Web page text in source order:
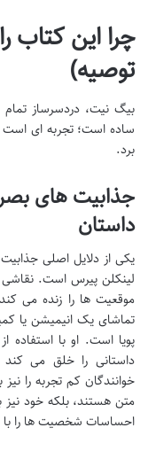
چرا این کتاب
توصیه)
ساده است؛ تجربه ای است
برد.
جذابیت های
داستان
یکی از دلایل اصلی
لینکلن پیرس است.
موقعیت ها را زنده می
تماشای یک انیمیشن یا
پویا است. او با استفاده
داستانی را خلق می
خوانندگان کم تجربه را
متن هستند، بلکه خود
احساسات شخصیت ها را با